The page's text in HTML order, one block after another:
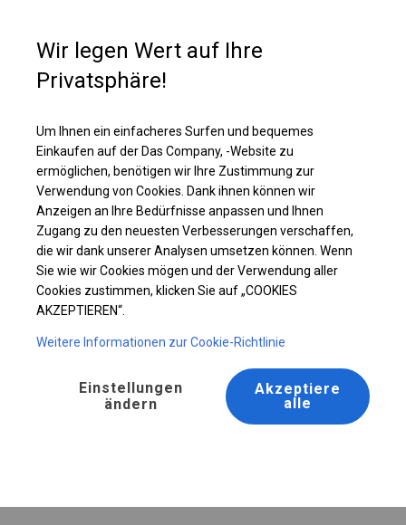
Verstärktes Lagerzelt | 6x12 m
Wir legen Wert auf Ihre
Privatsphäre!
Um Ihnen ein einfacheres Surfen und bequemes
Einkaufen auf der Das Company, -Website zu
ermöglichen, benötigen wir Ihre Zustimmung zur
Verwendung von Cookies. Dank ihnen können wir
Anzeigen an Ihre Bedürfnisse anpassen und Ihnen
Zugang zu den neuesten Verbesserungen verschaffen,
die wir dank unserer Analysen umsetzen können. Wenn
Sie wie wir Cookies mögen und der Verwendung aller
Cookies zustimmen, klicken Sie auf „COOKIES
AKZEPTIEREN“.
Weitere Informationen zur Cookie-Richtlinie
Einstellungen
ändern
Akzeptiere
alle